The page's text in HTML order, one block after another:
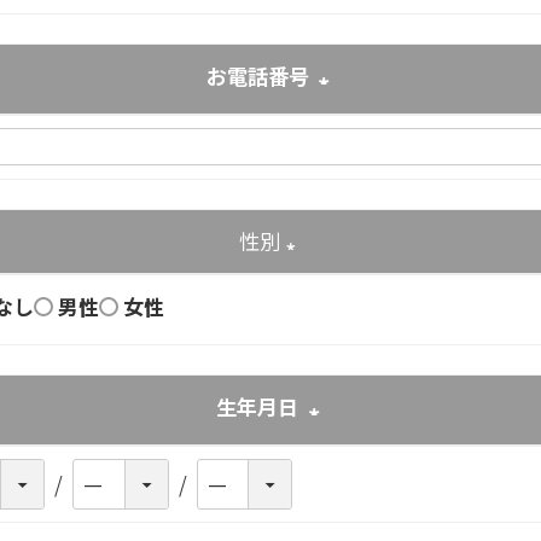
お電話番号
(必須)
性別
し 男性 女性
生年月日